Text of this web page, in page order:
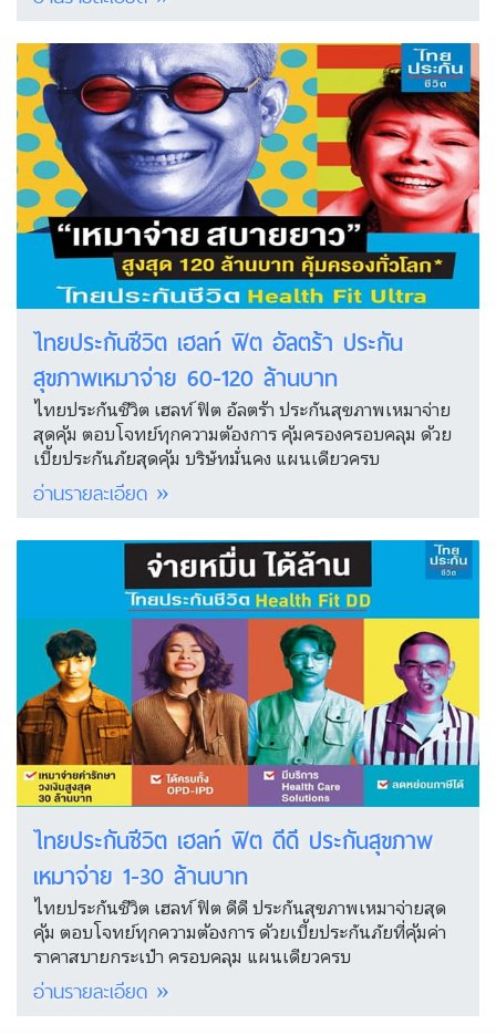
ไทยประกันชีวิต เฮลท์ ฟิต อัลตร้า ประกัน
สุขภาพเหมาจ่าย 60-120 ล้านบาท
ไทยประกันชีวิต เฮลท์ ฟิต อัลตร้า ประกันสุขภาพเหมาจ่าย
สุดคุ้ม ตอบโจทย์ทุกความต้องการ คุ้มครองครอบคลุม ด้วย
เบี้ยประกันภัยสุดคุ้ม บริษัทมั่นคง แผนเดียวครบ
อ่านรายละเอียด »
ไทยประกันชีวิต เฮลท์ ฟิต ดีดี ประกันสุขภาพ
เหมาจ่าย 1-30 ล้านบาท
ไทยประกันชีวิต เฮลท์ ฟิต ดีดี ประกันสุขภาพเหมาจ่ายสุด
คุ้ม ตอบโจทย์ทุกความต้องการ ด้วยเบี้ยประกันภัยที่คุ้มค่า
ราคาสบายกระเป๋า ครอบคลุม แผนเดียวครบ
อ่านรายละเอียด »